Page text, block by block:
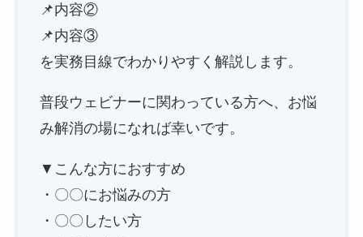
📌内容②
📌内容③
を実務目線でわかりやすく解説します。
普段ウェビナーに関わっている方へ、お悩
み解消の場になれば幸いです。
▼こんな方におすすめ
・〇〇にお悩みの方
・〇〇したい方